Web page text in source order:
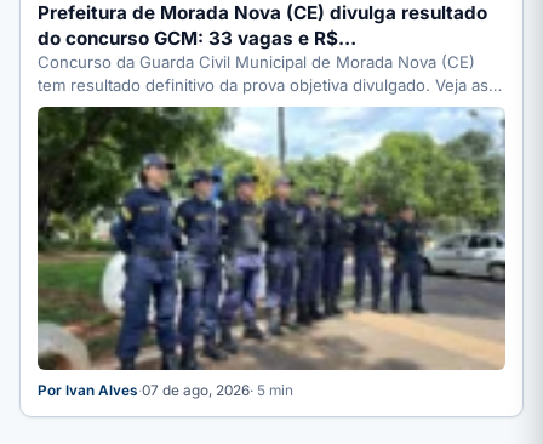
Prefeitura de Morada Nova (CE) divulga resultado
do concurso GCM: 33 vagas e R$…
Concurso da Guarda Civil Municipal de Morada Nova (CE)
tem resultado definitivo da prova objetiva divulgado. Veja as…
Por Ivan Alves·07 de ago, 2026· 5 min